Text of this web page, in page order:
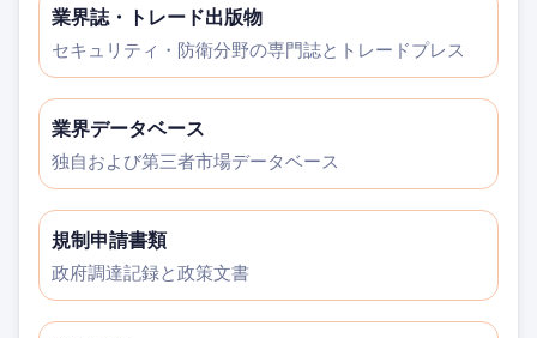
業界誌・トレード出版物
セキュリティ・防衛分野の専門誌とトレードプレス
業界データベース
独自および第三者市場データベース
規制申請書類
政府調達記録と政策文書